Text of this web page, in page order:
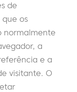
de
os
normalmente
a
e a
visitante. O